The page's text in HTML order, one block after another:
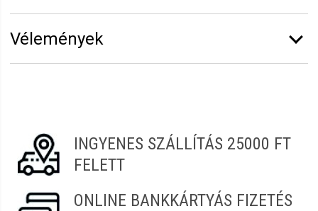
Íveltség:
Vastagság:
0,07 mm
Vélemények
INGYENES SZÁLLÍTÁS 25000 FT
FELETT
ONLINE BANKKÁRTYÁS FIZETÉS